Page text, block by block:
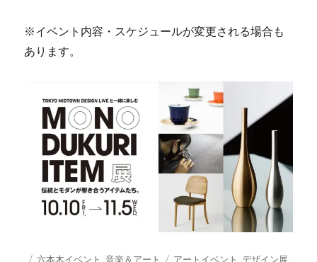
※イベント内容・スケジュールが変更される場合も
あります。
投 カ
六本木イベント ,音楽＆アート
タ
アートイベント ,デザイン展,